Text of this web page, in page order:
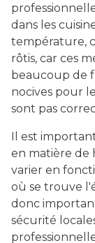
dans les
température,
rôtis, car ces
beaucoup de
nocives pour
sont pas
Il est
en matière de
varier en
où se trouve
donc
sécurité